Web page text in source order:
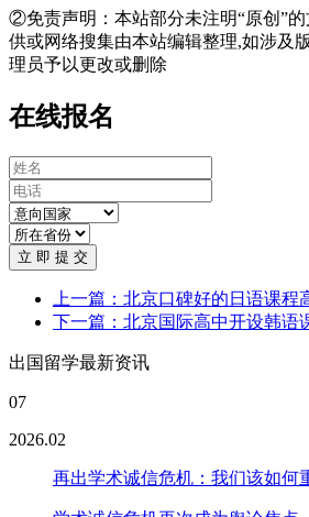
②免责声明：本站部分未注明“原创”
供或网络搜集由本站编辑整理,如涉及
理员予以更改或删除
在线报名
立 即 提 交
上一篇：北京口碑好的日语课程
下一篇：北京国际高中开设韩语
出国留学最新资讯
07
2026.02
再出学术诚信危机：我们该如何